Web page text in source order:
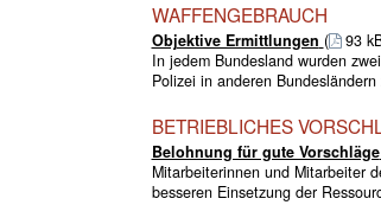
WAFFENGEBRAUCH
Objektive Ermittlungen (
93
In jedem Bundesland wurden
Polizei in anderen
BETRIEBLICHES
Belohnung für gute Vorschläge
Mitarbeiterinnen und Mitarbeiter
besseren Einsetzung der